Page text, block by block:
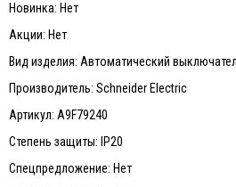
Новинка: Нет
Акции: Нет
Вид изделия: Автоматический
Производитель: Schneider Electric
Артикул: A9F79240
Степень защиты: IP20
Спецпредложение: Нет